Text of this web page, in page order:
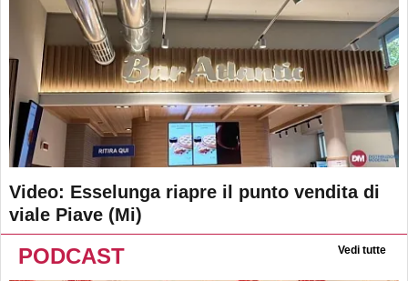
Video: Esselunga riapre il punto vendita di
viale Piave (Mi)
PODCAST Vedi tutte